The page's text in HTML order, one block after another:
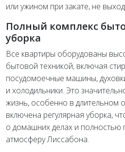
или ужином при закате, не
Полный комплекс
уборка
Все квартиры оборудованы
бытовой техникой, включая
посудомоечные машины,
и холодильники. Это
жизнь, особенно в длительном
включена регулярная уборка,
о домашних делах и полностью
атмосферу Лиссабона.